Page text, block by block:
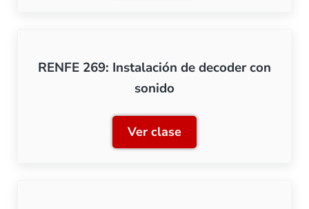
RENFE 269: Instalación de decoder con
sonido
Ver claseRENFE 269: Instalación